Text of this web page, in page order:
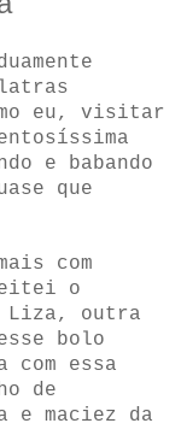
eu, visitar
e babando
que
com
o
Liza, outra
bolo
com essa
de
maciez da